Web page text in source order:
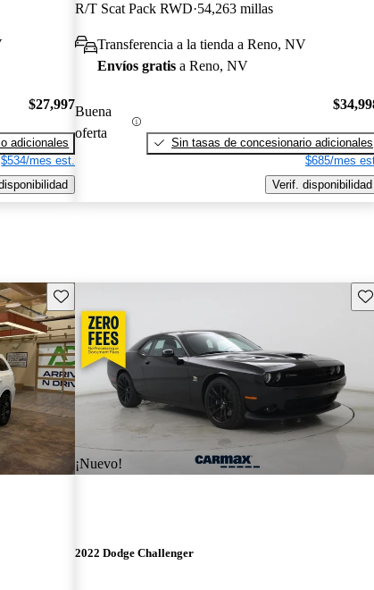
$27,997
adicionales
$534/mes est.
R/T Scat Pack RWD 54,263 millas
Transferencia a la tienda a Reno, NV
Envíos gratis a Reno, NV
Buena
oferta
Sin tasas de concesionario adicionales
$685/mes
Verif. disponibilidad
Guarda este Aviso
¡Nuevo!
2022 Dodge Challenger